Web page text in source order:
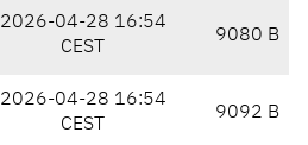
2026-04-28 16:54
CEST
9080 B
2026-04-28 16:54
CEST
9092 B